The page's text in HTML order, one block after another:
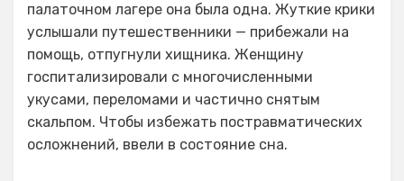
палаточном лагере она была одна. Жуткие крики
услышали путешественники — прибежали на
помощь, отпугнули хищника. Женщину
госпитализировали с многочисленными
укусами, переломами и частично снятым
скальпом. Чтобы избежать постравматических
осложнений, ввели в состояние сна.